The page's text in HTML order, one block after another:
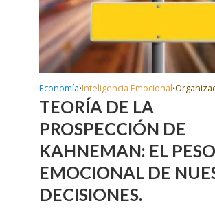
Economía•Inteligencia Emocional•
TEORÍA DE LA
PROSPECCIÓN DE
KAHNEMAN: EL PESO
EMOCIONAL DE
DECISIONES.